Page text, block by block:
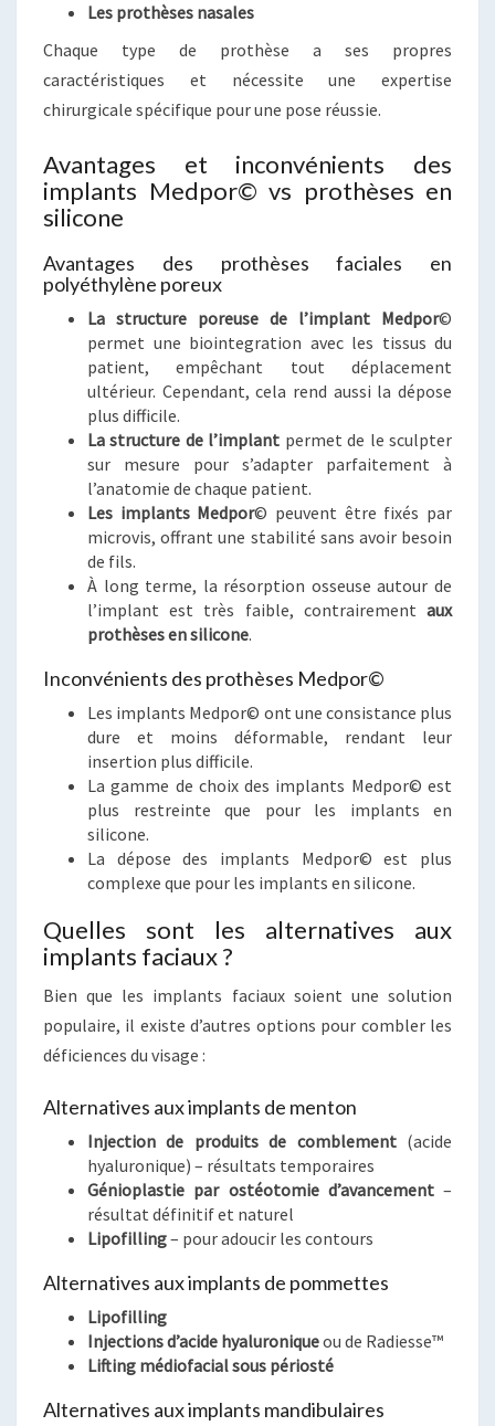
Les prothèses nasales
Chaque type de prothèse a ses propres
caractéristiques et nécessite une expertise
chirurgicale spécifique pour une pose réussie.
Avantages et inconvénients des
implants Medpor© vs prothèses en
silicone
Avantages des prothèses faciales en
polyéthylène poreux
La structure poreuse de l’implant Medpor©
permet une biointegration avec les tissus du
patient, empêchant tout déplacement
ultérieur. Cependant, cela rend aussi la dépose
plus difficile.
La structure de l’implant permet de le sculpter
sur mesure pour s’adapter parfaitement à
l’anatomie de chaque patient.
Les implants Medpor© peuvent être fixés par
microvis, offrant une stabilité sans avoir besoin
de fils.
À long terme, la résorption osseuse autour de
l’implant est très faible, contrairement aux
prothèses en silicone.
Inconvénients des prothèses Medpor©
Les implants Medpor© ont une consistance plus
dure et moins déformable, rendant leur
insertion plus difficile.
La gamme de choix des implants Medpor© est
plus restreinte que pour les implants en
silicone.
La dépose des implants Medpor© est plus
complexe que pour les implants en silicone.
Quelles sont les alternatives aux
implants faciaux ?
Bien que les implants faciaux soient une solution
populaire, il existe d’autres options pour combler les
déficiences du visage :
Alternatives aux implants de menton
Injection de produits de comblement(acide
hyaluronique) – résultats temporaires
Génioplastie par ostéotomie d’avancement–
résultat définitif et naturel
Lipofilling– pour adoucir les contours
Alternatives aux implants de pommettes
Lipofilling
Injections d’acide hyaluroniqueou de Radiesse™
Lifting médiofacial sous périosté
Alternatives aux implants mandibulaires